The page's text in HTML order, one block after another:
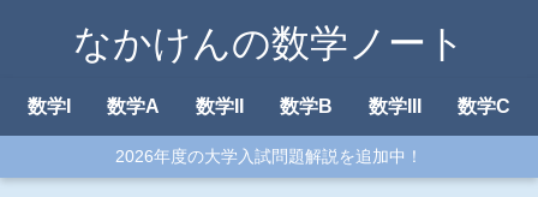
なかけんの数学ノート
数学I 数学A 数学II 数学B 数学III 数学C
2026年度の大学入試問題解説を追加中！